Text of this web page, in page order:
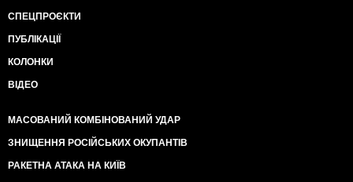
СПЕЦПРОЄКТИ
ПУБЛІКАЦІЇ
КОЛОНКИ
ВІДЕО
МАСОВАНИЙ КОМБІНОВАНИЙ УДАР
ЗНИЩЕННЯ РОСІЙСЬКИХ ОКУПАНТІВ
РАКЕТНА АТАКА НА КИЇВ